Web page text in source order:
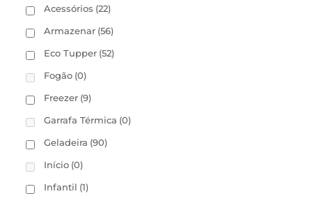
Acessórios (22)
Armazenar (56)
Eco Tupper (52)
Fogão (0)
Freezer (9)
Garrafa Térmica (0)
Geladeira (90)
Início (0)
Infantil (1)